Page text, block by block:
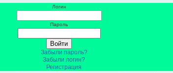
Логин
Пароль
Забыли пароль?
Забыли логин?
Регистрация